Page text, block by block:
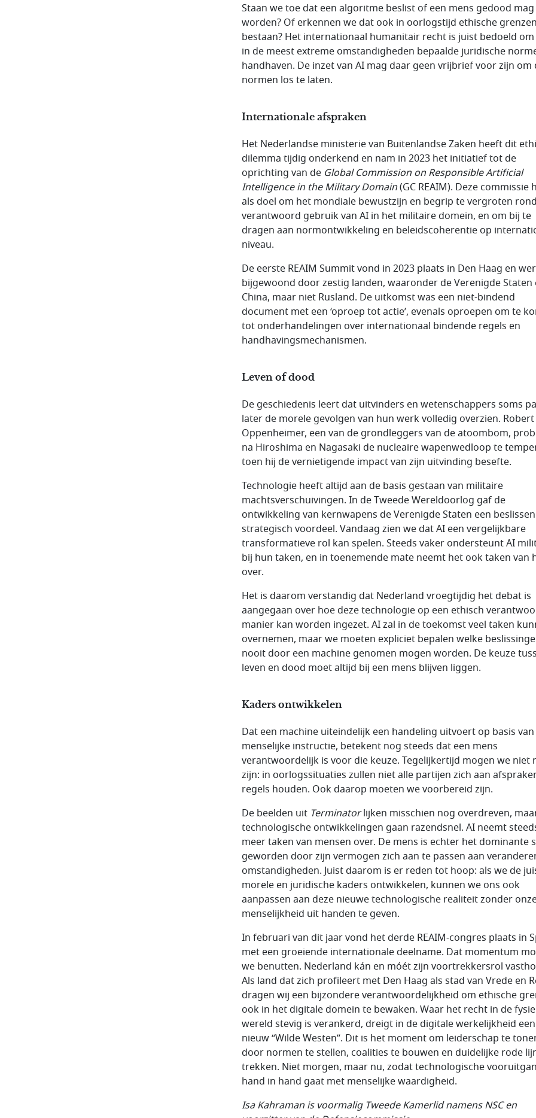
Staan we toe dat een algoritme beslist of een mens gedood mag
worden? Of erkennen we dat ook in oorlogstijd ethische grenzen
bestaan? Het internationaal humanitair recht is juist bedoeld om
in de meest extreme omstandigheden bepaalde juridische
handhaven. De inzet van AI mag daar geen vrijbrief voor zijn om
normen los te laten.
Internationale afspraken
Het Nederlandse ministerie van Buitenlandse Zaken heeft dit
dilemma tijdig onderkend en nam in 2023 het initiatief tot de
oprichting van de Global Commission on Responsible Artificial
Intelligence in the Military Domain(GC REAIM). Deze commissie
als doel om het mondiale bewustzijn en begrip te vergroten
verantwoord gebruik van AI in het militaire domein, en om bij te
dragen aan normontwikkeling en beleidscoherentie op
niveau.
De eerste REAIM Summit vond in 2023 plaats in Den Haag en
bijgewoond door zestig landen, waaronder de Verenigde Staten
China, maar niet Rusland. De uitkomst was een niet-bindend
document met een ‘oproep tot actie’, evenals oproepen om te
tot onderhandelingen over internationaal bindende regels en
handhavingsmechanismen.
Leven of dood
De geschiedenis leert dat uitvinders en wetenschappers soms
later de morele gevolgen van hun werk volledig overzien. Robert
Oppenheimer, een van de grondleggers van de atoombom,
na Hiroshima en Nagasaki de nucleaire wapenwedloop te
toen hij de vernietigende impact van zijn uitvinding besefte.
Technologie heeft altijd aan de basis gestaan van militaire
machtsverschuivingen. In de Tweede Wereldoorlog gaf de
ontwikkeling van kernwapens de Verenigde Staten een
strategisch voordeel. Vandaag zien we dat AI een vergelijkbare
transformatieve rol kan spelen. Steeds vaker ondersteunt AI
bij hun taken, en in toenemende mate neemt het ook taken van
over.
Het is daarom verstandig dat Nederland vroegtijdig het debat is
aangegaan over hoe deze technologie op een ethisch
manier kan worden ingezet. AI zal in de toekomst veel taken
overnemen, maar we moeten expliciet bepalen welke
nooit door een machine genomen mogen worden. De keuze
leven en dood moet altijd bij een mens blijven liggen.
Kaders ontwikkelen
Dat een machine uiteindelijk een handeling uitvoert op basis van
menselijke instructie, betekent nog steeds dat een mens
verantwoordelijk is voor die keuze. Tegelijkertijd mogen we niet
zijn: in oorlogssituaties zullen niet alle partijen zich aan
regels houden. Ook daarop moeten we voorbereid zijn.
De beelden uit Terminatorlijken misschien nog overdreven,
technologische ontwikkelingen gaan razendsnel. AI neemt
meer taken van mensen over. De mens is echter het dominante
geworden door zijn vermogen zich aan te passen aan
omstandigheden. Juist daarom is er reden tot hoop: als we de
morele en juridische kaders ontwikkelen, kunnen we ons ook
aanpassen aan deze nieuwe technologische realiteit zonder
menselijkheid uit handen te geven.
In februari van dit jaar vond het derde REAIM-congres plaats in
met een groeiende internationale deelname. Dat momentum
we benutten. Nederland kán en móét zijn voortrekkersrol
Als land dat zich profileert met Den Haag als stad van Vrede en
dragen wij een bijzondere verantwoordelijkheid om ethische
ook in het digitale domein te bewaken. Waar het recht in de
wereld stevig is verankerd, dreigt in de digitale werkelijkheid een
nieuw “Wilde Westen”. Dit is het moment om leiderschap te
door normen te stellen, coalities te bouwen en duidelijke rode
trekken. Niet morgen, maar nu, zodat technologische
hand in hand gaat met menselijke waardigheid.
Isa Kahraman is voormalig Tweede Kamerlid namens NSC en